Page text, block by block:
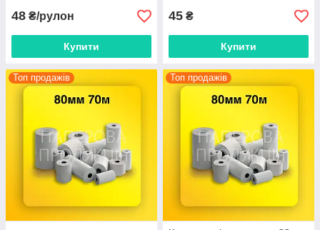
48 ₴/рулон
Купити
45 ₴
Купити
Топ продажів Топ продажів